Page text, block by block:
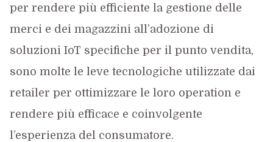
per rendere più efficiente la gestione delle
merci e dei magazzini all’adozione di
soluzioni IoT specifiche per il punto vendita,
sono molte le leve tecnologiche utilizzate dai
retailer per ottimizzare le loro operation e
rendere più efficace e coinvolgente
l’esperienza del consumatore.